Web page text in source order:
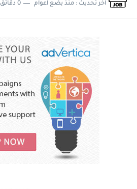
اخر تحديث : منذ بضع اعوام 0 دقائق للقراءة